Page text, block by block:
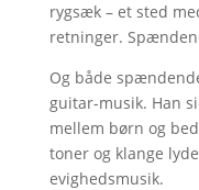
rygsæk – et sted
retninger.
Og både
guitar-musik. Han
mellem børn og
toner og klange
evighedsmusik.